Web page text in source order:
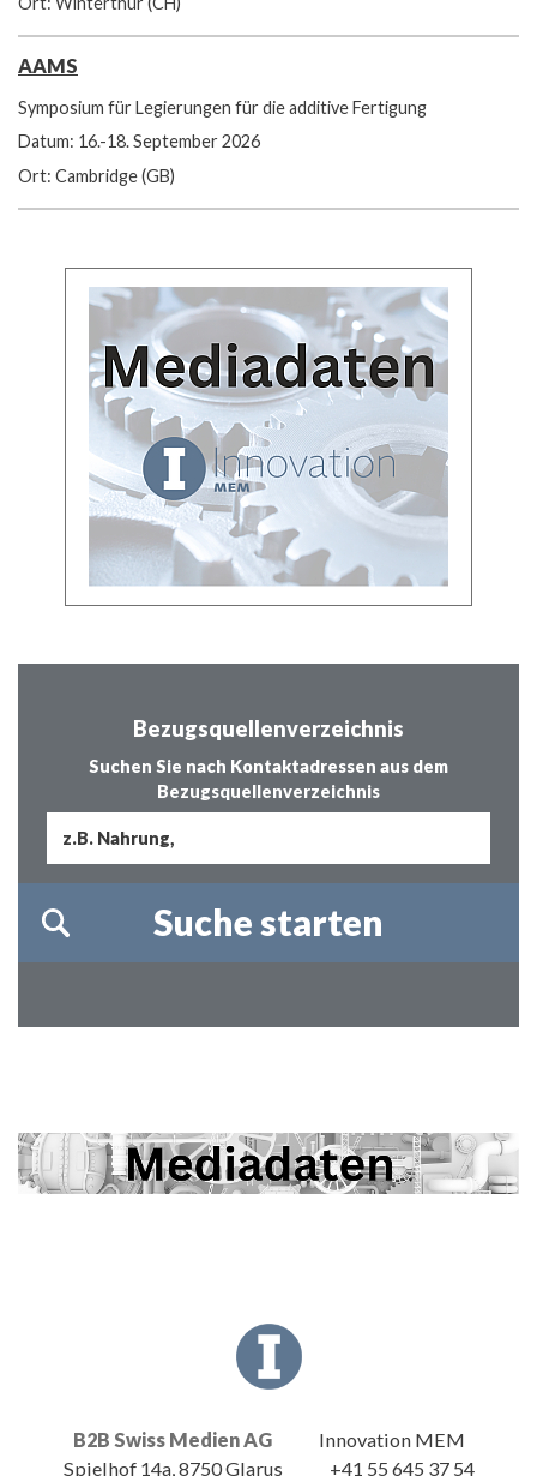
AAMS
Symposium für Legierungen für die additive Fertigung
Datum: 16.-18. September 2026
Ort: Cambridge (GB)
Bezugsquellenverzeichnis
Suchen Sie nach Kontaktadressen aus dem
Bezugsquellenverzeichnis
B2B Swiss Medien AG
Innovation MEM
Spielhof 14a, 8750 Glarus
+41 55 645 37 54